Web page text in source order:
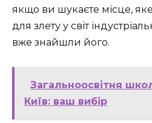
якщо ви шукаєте місце,
для злету у світ
вже знайшли його.
Загальноосвітня
Київ: ваш вибір